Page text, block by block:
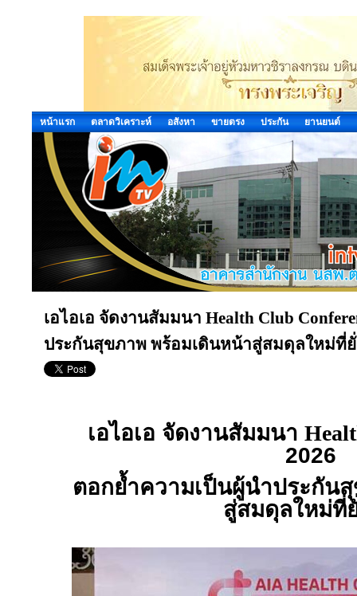
หน้าแรก ตลาดวิเคราะห์ อสังหา ขายตรง ประกัน ยานยนต์
เอไอเอ จัดงานสัมมนา Health Club
ประกันสุขภาพ พร้อมเดินหน้าสู่สมดุลใหม่ที่
เอไอเอ จัดงานสัมมนา
2026
ตอกย้ำความเป็นผู้นำประกัน
สู่สมดุลใหม่ที่